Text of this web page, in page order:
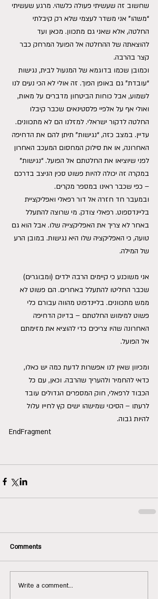
שחשוב זה שעשיתי פעולה כלשהי. מרגע שעשיתי
“משהו” אני משדר לעצמי שלא רק קיבלתי
החלטה, אלא שאני גם מתכוון. מכאן ועד
להוצאתה של ההחלטה אל הפועל המרחק כבר
קצר בהרבה.
וכמובן שכמו בדוגמא של המנעול לבית, נגישות
“עובדת” גם באופן הפוך. זה אולי לא הכי נעים לנו
לשמוע, אבל כוחות הביטחון מדברים על מאות,
ואולי אף על אלפיי פלסטינאים שכבר קיבלו
החלטה לדקור ישראלי. למזלנו הם לא מתכוונים.
עדיין. במצב כזה, “נגישות” תיתן להם את הדחיפה
האחרונה, או את סילוק המחסום המעכב האחרון
לפני שיוציאו את החלטתם אל הפועל. “נגישות”
במקרה זה יכולה להיות פשוט סכין הניצב בדרכם
– כפי שכבר ראינו במספר מקרים.
ובמעבר חד חזרה אל דור רפאלי ואפליקציית
בליינדספוט. רפאלי צודק. מי שרוצה להתעלל
באחר לא צריך את האפליקצייה שלו. אבל הוא גם
טועה, כי האפליקציה שלו היא נגישות. במובן הרע
של המילה.
אני משוכנע כי קיימים הרבה ילדים (ומבוגרים)
שכבר החליטו להתעלל באחרים. הם פשוט לא
ממש מתכוונים. בליינדפוט מהווה עבורם כלי
פשוט למימוש החלטתם – בדיוק הדחיפה
האחרונה שהיו צריכים כדי להוציא את מזימתם
אל הפועל.
ומכיוון שאין לנו אפשרות לדעת כמה יש כאלו,
כדאי להחמיר ולהעריך שהרבה. וכאן, עם כל
הכבוד לרפאלי, חוק המספרים הגדולים עובד
לרעתו – הסיכוי שמישהו ישים קץ לחייו עלול
להיות גבוה.
EndFragment
Comments
Write a comment...